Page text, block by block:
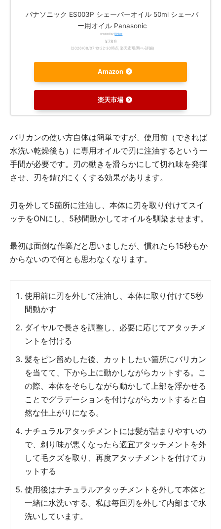
パナソニック ES003P シェーバーオイル 50ml シェーバ
ー用オイル Panasonic
created byRinker
¥789
(2026/08/07 10:22:30時点 楽天市場調べ-詳細)
Amazon
楽天市場
バリカンの使い方自体は簡単ですが、使用前（できれば
水洗い乾燥後も）に専用オイルで刃に注油するという一
手間が必要です。刃の動きを滑らかにして切れ味を発揮
させ、刃を錆びにくくする効果があります。
刃を外して5箇所に注油し、本体に刃を取り付けてスイ
ッチをONにし、5秒間動かしてオイルを馴染ませます。
最初は面倒な作業だと思いましたが、慣れたら15秒もか
からないので何とも思わなくなります。
使用前に刃を外して注油し、本体に取り付けて5秒
間動かす
ダイヤルで長さを調整し、必要に応じてアタッチメ
ントを付ける
髪をピン留めした後、カットしたい箇所にバリカン
を当てて、下から上に動かしながらカットする。こ
の際、本体をそらしながら動かして上部を浮かせる
ことでグラデーションを付けながらカットすると自
然な仕上がりになる。
ナチュラルアタッチメントには髪が詰まりやすいの
で、剃り味が悪くなったら適宜アタッチメントを外
して毛クズを取り、再度アタッチメントを付けてカ
ットする
使用後はナチュラルアタッチメントを外して本体と
一緒に水洗いする。私は毎回刃を外して内部まで水
洗いしています。